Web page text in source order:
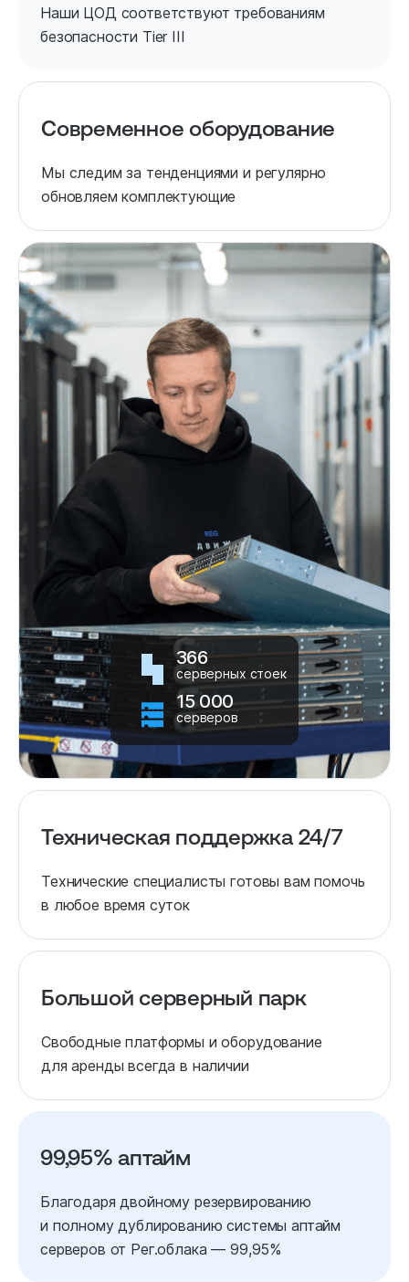
Наши ЦОД соответствуют требованиям
безопасности Tier III
Современное оборудование
Мы следим за тенденциями и регулярно
обновляем комплектующие
366
серверных стоек
15 000
серверов
Техническая поддержка 24/7
Технические специалисты готовы вам помочь
в любое время суток
Большой серверный парк
Свободные платформы и оборудование
для аренды всегда в наличии
99,95% аптайм
Благодаря двойному резервированию
и полному дублированию системы аптайм
серверов от Рег.облака — 99,95%